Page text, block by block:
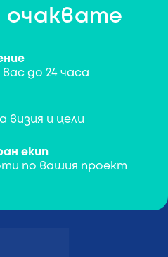
очаквате
до 24 часа
визия и цели
екип
по вашия проект